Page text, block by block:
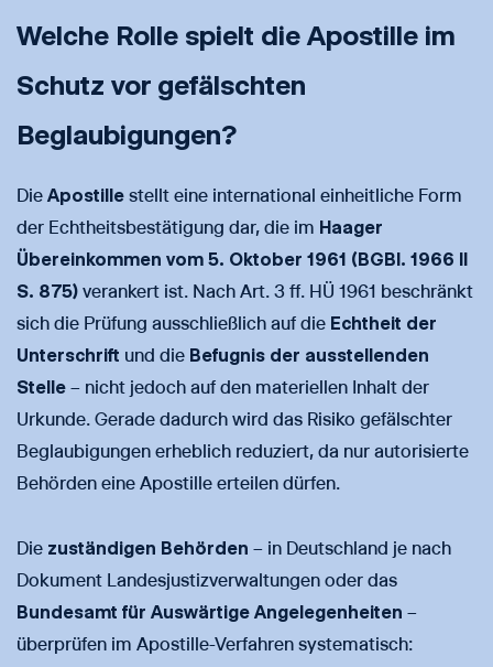
Welche Rolle spielt die Apostille im
Schutz vor gefälschten
Beglaubigungen?
Die Apostille stellt eine international einheitliche Form
der Echtheitsbestätigung dar, die im Haager
Übereinkommen vom 5. Oktober 1961 (BGBl. 1966 II
S. 875) verankert ist. Nach Art. 3 ff. HÜ 1961 beschränkt
sich die Prüfung ausschließlich auf die Echtheit der
Unterschrift und die Befugnis der ausstellenden
Stelle – nicht jedoch auf den materiellen Inhalt der
Urkunde. Gerade dadurch wird das Risiko gefälschter
Beglaubigungen erheblich reduziert, da nur autorisierte
Behörden eine Apostille erteilen dürfen.
Die zuständigen Behörden – in Deutschland je nach
Dokument Landesjustizverwaltungen oder das
Bundesamt für Auswärtige Angelegenheiten –
überprüfen im Apostille-Verfahren systematisch: